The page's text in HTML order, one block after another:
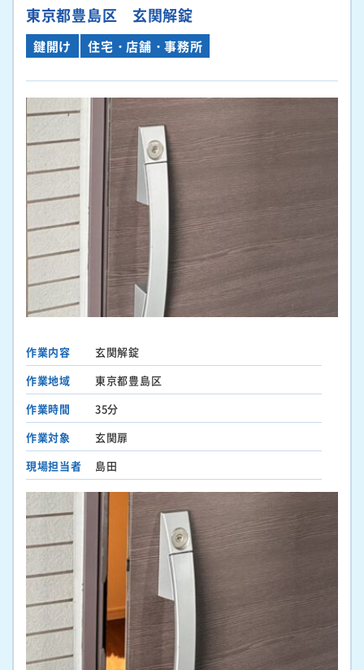
東京都豊島区 玄関解錠
鍵開け 住宅・店舗・事務所
作業内容
玄関解錠
作業地域
東京都豊島区
作業時間
35分
作業対象
玄関扉
現場担当者
島田